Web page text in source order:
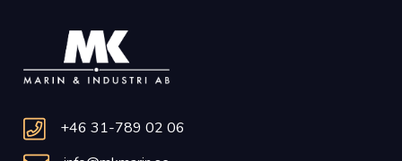
+46 31-789 02 06